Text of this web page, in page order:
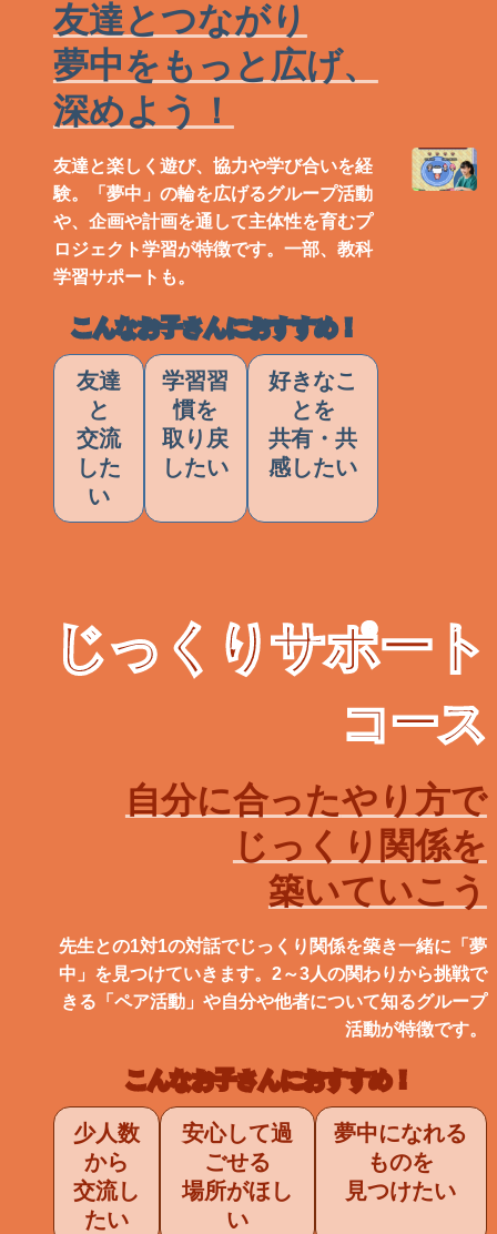
友達とつながり
夢中をもっと広げ、
深めよう！
友達と楽しく遊び、協力や学び合いを経
験。「夢中」の輪を広げるグループ活動
や、企画や計画を通して主体性を育むプ
ロジェクト学習が特徴です。一部、教科
学習サポートも。
こんなお子さんにおすすめ！
友達
と
交流
した
い
学習習
慣を
取り戻
したい
好きなこ
とを
共有・共
感したい
じっくりサポート
コース
自分に合ったやり方で
じっくり関係を
築いていこう
先生との1対1の対話でじっくり関係を築き一緒に「夢
中」を見つけていきます。2～3人の関わりから挑戦で
きる「ペア活動」や自分や他者について知るグループ
活動が特徴です。
こんなお子さんにおすすめ！
少人数
から
交流し
たい
安心して過
ごせる
場所がほし
い
夢中になれる
ものを
見つけたい